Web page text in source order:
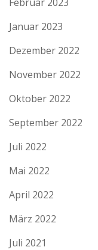
Januar 2023
Dezember 2022
November 2022
Oktober 2022
September 2022
Juli 2022
Mai 2022
April 2022
März 2022
Juli 2021